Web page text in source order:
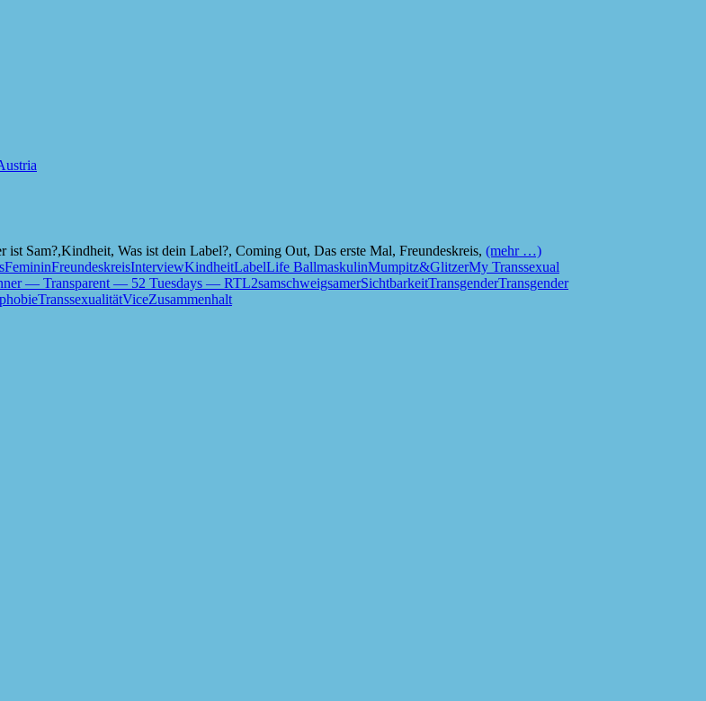
Sam?,Kindheit, Was ist dein Label?, Coming Out, Das erste Mal, Freundeskreis, (mehr …)
FemininFreundeskreisInterviewKindheitLabelLife BallmaskulinMumpitz&GlitzerMy Transsexual
— Transparent — 52 Tuesdays — RTL2samschweigsamerSichtbarkeitTransgenderTransgender
TranssexualitätViceZusammenhalt